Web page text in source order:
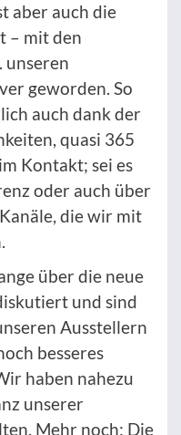
aber auch die
– mit den
unseren
geworden. So
auch dank der
quasi 365
Kontakt; sei es
oder auch über
die wir mit
über die neue
und sind
Ausstellern
besseres
haben nahezu
unserer
Mehr noch: Die